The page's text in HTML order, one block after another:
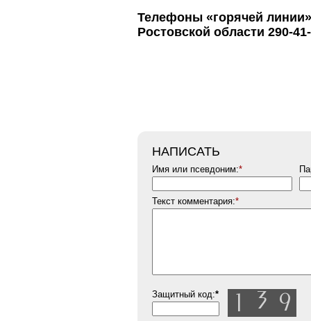
Телефоны «горячей
Ростовской области290-
НАПИСАТЬ
Имя или псевдоним:*
Текст комментария:*
Защитный код:*